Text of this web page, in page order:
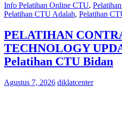
Info Pelatihan Online CTU,
Pelatihan CTU Adalah, Pelatihan
PELATIHAN
TECHNOLOGY
Pelatihan CTU Bidan
Agustus 7, 2026 diklatcenter